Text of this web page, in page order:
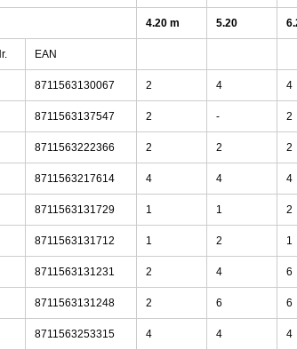
4.20 m 5.20
EAN
8711563130067 2 4 4
8711563137547 2 - 2
8711563222366 2 2 2
8711563217614 4 4 4
8711563131729 1 1 2
8711563131712 1 2 1
8711563131231 2 4 6
8711563131248 2 6 6
8711563253315 4 4 4